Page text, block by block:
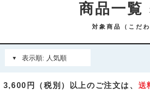
商品一覧
対象商品（こだ
3,600円（税別）以上のご注文は、 送